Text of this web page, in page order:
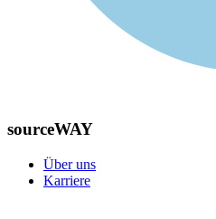
sourceWAY
Über uns
Karriere